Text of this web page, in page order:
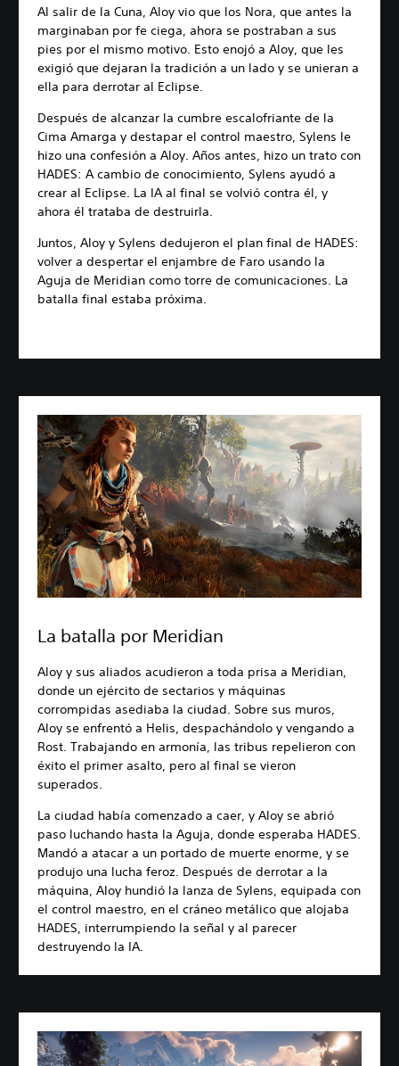
Al salir de la Cuna, Aloy vio que los Nora, que antes la
marginaban por fe ciega, ahora se postraban a sus
pies por el mismo motivo. Esto enojó a Aloy, que les
exigió que dejaran la tradición a un lado y se unieran a
ella para derrotar al Eclipse.
Después de alcanzar la cumbre escalofriante de la
Cima Amarga y destapar el control maestro, Sylens le
hizo una confesión a Aloy. Años antes, hizo un trato con
HADES: A cambio de conocimiento, Sylens ayudó a
crear al Eclipse. La IA al final se volvió contra él, y
ahora él trataba de destruirla.
Juntos, Aloy y Sylens dedujeron el plan final de HADES:
volver a despertar el enjambre de Faro usando la
Aguja de Meridian como torre de comunicaciones. La
batalla final estaba próxima.
La batalla por Meridian
Aloy y sus aliados acudieron a toda prisa a Meridian,
donde un ejército de sectarios y máquinas
corrompidas asediaba la ciudad. Sobre sus muros,
Aloy se enfrentó a Helis, despachándolo y vengando a
Rost. Trabajando en armonía, las tribus repelieron con
éxito el primer asalto, pero al final se vieron
superados.
La ciudad había comenzado a caer, y Aloy se abrió
paso luchando hasta la Aguja, donde esperaba HADES.
Mandó a atacar a un portado de muerte enorme, y se
produjo una lucha feroz. Después de derrotar a la
máquina, Aloy hundió la lanza de Sylens, equipada con
el control maestro, en el cráneo metálico que alojaba
HADES, interrumpiendo la señal y al parecer
destruyendo la IA.